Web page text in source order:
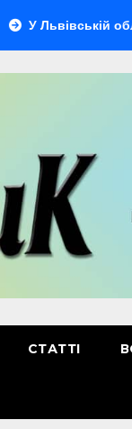
області
СТАТТІ